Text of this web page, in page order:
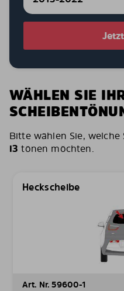
WÄHLEN SIE
Bitte wählen Sie, welche
i3 tönen möchten.
Heckscheibe
Art. Nr. 59600-1